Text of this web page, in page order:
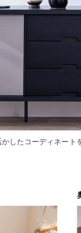
したコーディネー